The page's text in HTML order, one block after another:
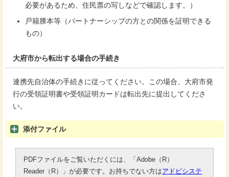
必要があるため、住民票の写しなどで確認します。）
戸籍謄本等（パートナーシップの方との関係を証明できる
もの）
大府市から転出する場合の手続き
連携先自治体の手続きに従ってください。この場合、大府市発
行の受領証明書や受領証明カードは転出先に提出してくださ
い。
添付ファイル
PDFファイルをご覧いただくには、「Adobe（R）
Reader（R）」が必要です。お持ちでない方はアドビシステ